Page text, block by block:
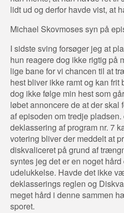
lidt ud og derfor havde vist, at
Michael Skovmoses syn på
I sidste sving forsøger jeg at
hun reagere dog ikke rigtig på
lige bane for vi chancen til at
hest bliver ikke ramt og kan
dog ikke følge min hest som
løbet annoncere de at der
af episoden om tredje
deklassering af program nr. 7
votering bliver der meddelt at
diskvaliceret på grund af
syntes jeg det er en noget
udelukkelse. Havde det ikke
deklasserings reglen og
meget hård i denne sammen
sporet.